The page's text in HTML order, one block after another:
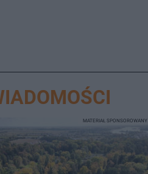
MATERIAŁ SPONSOROWANY